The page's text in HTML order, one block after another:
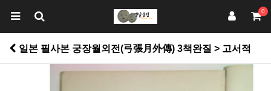
0
일본 필사본 궁장월외전(弓張月外傳) 3책완질 > 고서적